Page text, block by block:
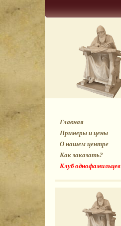
Главная
Примеры и цены
О нашем центре
Как заказать?
Клуб однофамильцев